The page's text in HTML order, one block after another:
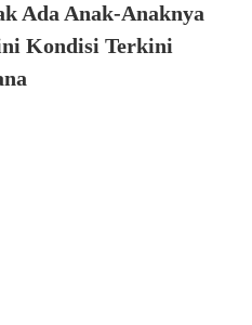
Ada Anak-Anaknya
Kondisi Terkini